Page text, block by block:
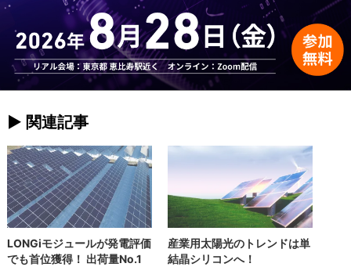
► 関連記事
LONGiモジュールが発電評価
でも首位獲得！ 出荷量No.1
産業用太陽光のトレンドは単
結晶シリコンへ！